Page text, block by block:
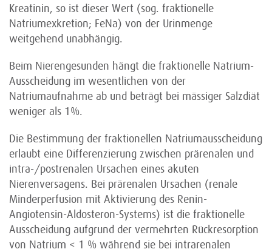
Kreatinin, so ist dieser Wert (sog. fraktionelle
Natriumexkretion; FeNa) von der Urinmenge
weitgehend unabhängig.
Beim Nierengesunden hängt die fraktionelle Natrium-
Ausscheidung im wesentlichen von der
Natriumaufnahme ab und beträgt bei mässiger Salzdiät
weniger als 1%.
Die Bestimmung der fraktionellen Natriumausscheidung
erlaubt eine Differenzierung zwischen prärenalen und
intra-/postrenalen Ursachen eines akuten
Nierenversagens. Bei prärenalen Ursachen (renale
Minderperfusion mit Aktivierung des Renin-
Angiotensin-Aldosteron-Systems) ist die fraktionelle
Ausscheidung aufgrund der vermehrten Rückresorption
von Natrium < 1 % während sie bei intrarenalen